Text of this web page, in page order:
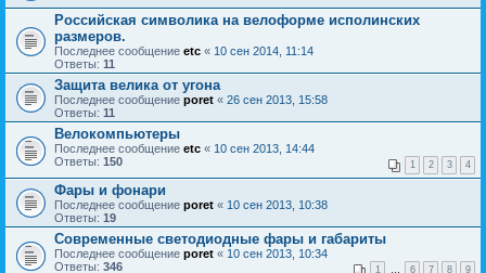
Российская символика на велоформе исполинских
размеров.
Последнее сообщение etc « 10 сен 2014, 11:14
Ответы: 11
Защита велика от угона
Последнее сообщение poret « 26 сен 2013, 15:58
Ответы: 11
Велокомпьютеры
Последнее сообщение etc « 10 сен 2013, 14:44
Ответы: 150 1 2 3 4
Фары и фонари
Последнее сообщение poret « 10 сен 2013, 10:38
Ответы: 19
Современные светодиодные фары и габариты
Последнее сообщение poret « 10 сен 2013, 10:34
Ответы: 346 1 … 6 7 8 9